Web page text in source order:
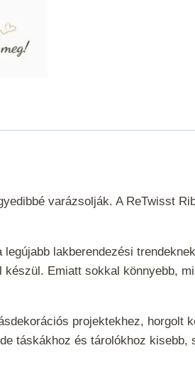
varázsolják. A ReTwisst
lakberendezési
Emiatt sokkal könnyebb,
projektekhez, horgolt
táskákhoz és tárolókhoz